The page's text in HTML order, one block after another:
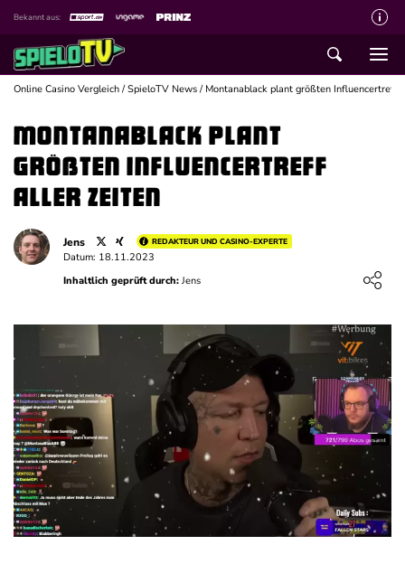
Bekannt aus:
Über spieloTV
Wie wir bewerten
Die SpieloTV Crew
Datenschutzerklärung
Haftungsausschluss für Inhalte
Schreiber gesucht
Kontakt mit spieloTV
Deals News
Online Casino Vergleich /SpieloTV News / Montanablack plant größten Influencertreff
Montanablack plant
größten Influencertreff
aller Zeiten
Jens REDAKTEUR UND CASINO-EXPERTE
Loading ...
Datum: 18.11.2023
Inhaltlich geprüft durch: Jens